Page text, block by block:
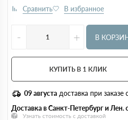
- + В
КУПИТЬ В 1 КЛИК
09 августа доставка при заказе
Доставка в Санкт-Петербург и Лен.
Узнать стоимость с доставкой